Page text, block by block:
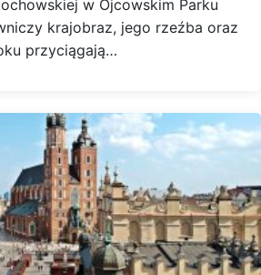
w Ojcowskim Parku
krajobraz, jego rzeźba oraz
przyciągają…